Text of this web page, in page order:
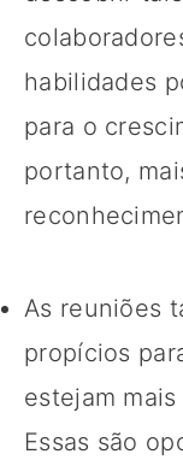
habilidades
para o
portanto,
As reuniões
propícios
estejam
Essas são